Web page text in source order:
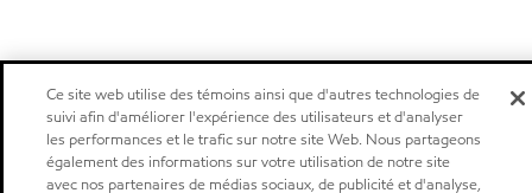
Ce site web utilise des témoins ainsi que d'autres technologies de
suivi afin d'améliorer l'expérience des utilisateurs et d'analyser
les performances et le trafic sur notre site Web. Nous partageons
également des informations sur votre utilisation de notre site
avec nos partenaires de médias sociaux, de publicité et d'analyse,